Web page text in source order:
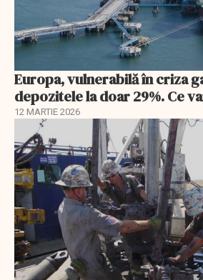
Europa, vulnerabilă în criza
depozitele la doar 29%. Ce
12 MARTIE 2026